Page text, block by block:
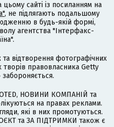
цьому сайті із посиланням на
, не підлягають подальшому
в будь-якій формі,
агентства "Інтерфакс-
відтворення фотографічних
творів правовласника Getty
НОВИНИ КОМПАНІЙ та
на правах реклами.
які в них промотуються.
та ЗА ПІДТРИМКИ також є